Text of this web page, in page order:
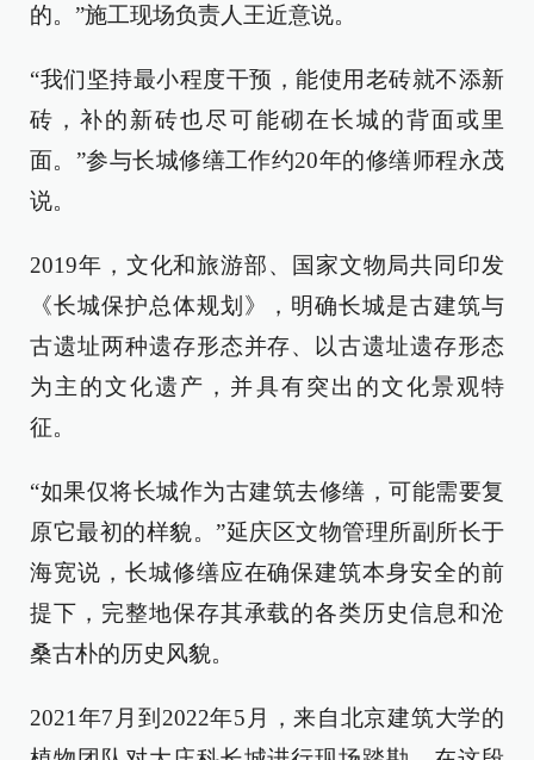
的。”施工现场负责人王近意说。
“我们坚持最小程度干预，能使用老砖就不添新
砖，补的新砖也尽可能砌在长城的背面或里
面。”参与长城修缮工作约20年的修缮师程永茂
说。
2019年，文化和旅游部、国家文物局共同印发
《长城保护总体规划》，明确长城是古建筑与
古遗址两种遗存形态并存、以古遗址遗存形态
为主的文化遗产，并具有突出的文化景观特
征。
“如果仅将长城作为古建筑去修缮，可能需要复
原它最初的样貌。”延庆区文物管理所副所长于
海宽说，长城修缮应在确保建筑本身安全的前
提下，完整地保存其承载的各类历史信息和沧
桑古朴的历史风貌。
2021年7月到2022年5月，来自北京建筑大学的